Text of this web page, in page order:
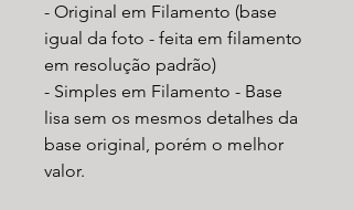
- Original em Filamento (base
igual da foto - feita em filamento
em resolução padrão)
- Simples em Filamento - Base
lisa sem os mesmos detalhes da
base original, porém o melhor
valor.